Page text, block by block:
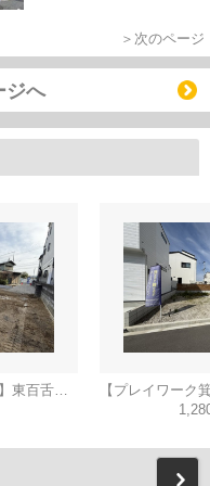
＞次のページ
ジへ
【プレイワーク土塔町】東百舌鳥小・新築建売・平屋建て・土地90坪